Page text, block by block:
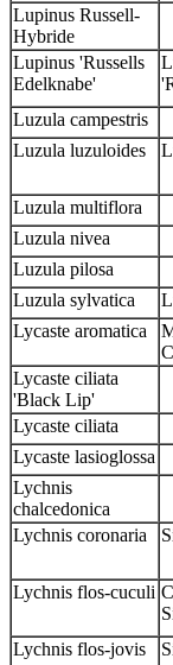
Lupinus Russell-
Hybride
Lupinus 'Russells
Edelknabe'
Luzula campestris
Luzula luzuloides
Luzula multiflora
Luzula nivea
Luzula pilosa
Luzula sylvatica
Lycaste aromatica
Lycaste ciliata
'Black Lip'
Lycaste ciliata
Lycaste lasioglossa
Lychnis
chalcedonica
Lychnis coronaria
Lychnis flos-cuculi
Lychnis flos-jovis